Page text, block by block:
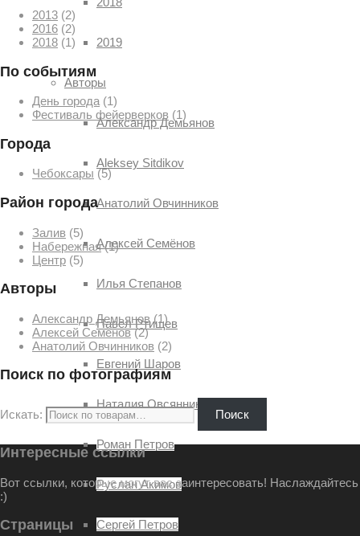
2019
Авторы
Александр Демьянов
Aleksey Sitdikov
Анатолий Овчинников
Алексей Семёнов
Илья Степанов
Павел Ртищев
Евгений Шаров
Наталия Овсянникова
Роман Петров
Руслан Акимов
Сергей Петров
2013 (2)
2016 (2)
2018 (1)
По событиям
День города (1)
Фестиваль фейерверков (1)
Города
Чебоксары (5)
Район города
Залив (5)
Набережная (1)
Центр (5)
Авторы
Александр Демьянов (1)
Алексей Семёнов (2)
Анатолий Овчинников (2)
Поиск по фотографиям
Искать: Поиск
Интересные ссылки
Вот ссылки, которые могут вас заинтересовать! Наслаждайтесь
:)
Страницы